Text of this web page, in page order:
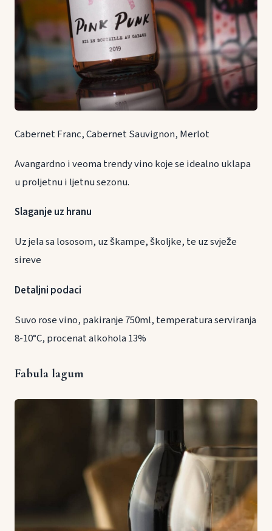
Cabernet Franc, Cabernet Sauvignon, Merlot
Avangardno i veoma trendy vino koje se idealno uklapa
u proljetnu i ljetnu sezonu.
Slaganje uz hranu
Uz jela sa lososom, uz škampe, školjke, te uz svježe
sireve
Detaljni podaci
Suvo rose vino, pakiranje 750ml, temperatura serviranja
8-10°C, procenat alkohola 13%
Fabula lagum